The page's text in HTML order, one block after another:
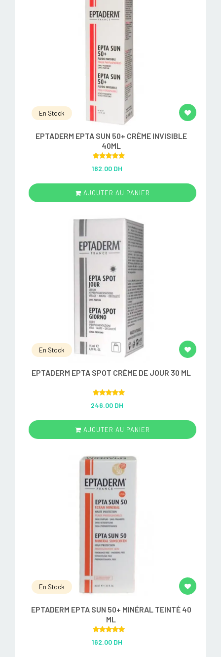
En Stock
EPTADERM EPTA SUN 50+ CRÈME INVISIBLE
40ML
out of 5
162.00 DH
AJOUTER AU PANIER
En Stock
EPTADERM EPTA SPOT CRÈME DE JOUR 30 ML
out of 5
246.00 DH
AJOUTER AU PANIER
En Stock
EPTADERM EPTA SUN 50+ MINÉRAL TEINTÉ 40
ML
out of 5
162.00 DH